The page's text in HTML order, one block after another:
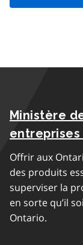
Ministère
entreprises
Offrir aux
des produits
superviser la
en sorte qu’il
Ontario.